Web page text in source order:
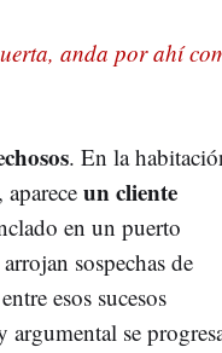
anda por ahí
. En la
un cliente
en un puerto
sospechas de
esos sucesos
se